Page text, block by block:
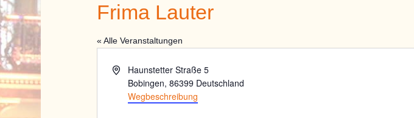
Frima Lauter
« Alle Veranstaltungen
AdresseHaunstetter Straße 5
Bobingen, 86399 Deutschland
Wegbeschreibung